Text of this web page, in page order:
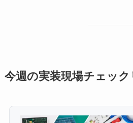
今週の実装現場チェック